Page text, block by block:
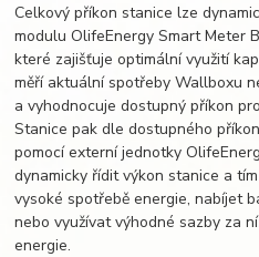
Celkový příkon stanice lze
modulu OlifeEnergy Smart Meter
které zajišťuje optimální využití
měří aktuální spotřeby Wallboxu
a vyhodnocuje dostupný příkon
Stanice pak dle dostupného
pomocí externí jednotky
dynamicky řídit výkon stanice a
vysoké spotřebě energie, nabíjet
nebo využívat výhodné sazby za
energie.